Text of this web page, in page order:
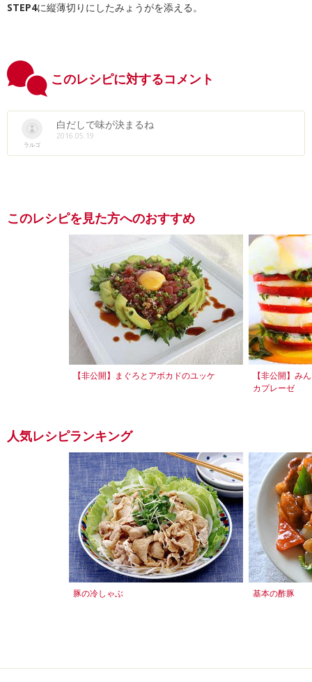
STEP4に縦薄切りにしたみょうがを添える。
このレシピに対するコメント
ラルゴ
白だしで味が決まるね
2016.05.19
このレシピを見た方へのおすすめ
【非公開】まぐろとアボカドのユッケ
【非公開】み
カプレーゼ
人気レシピランキング
豚の冷しゃぶ 基本の酢豚